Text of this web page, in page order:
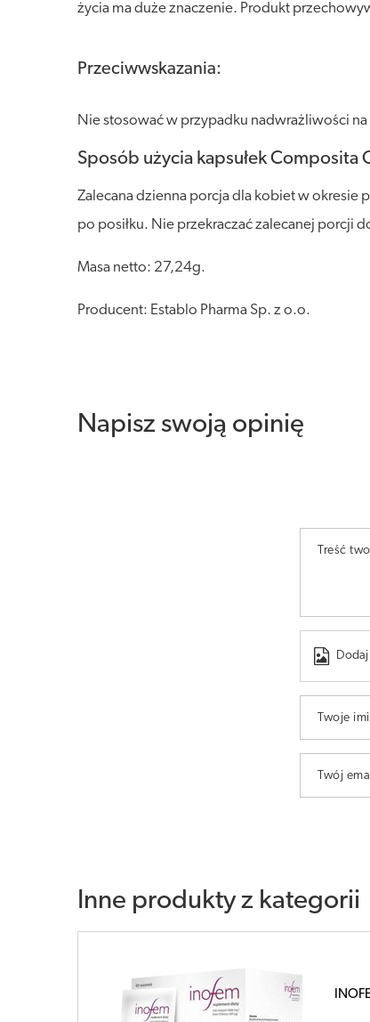
życia ma duże znaczenie. Produkt
Przeciwwskazania:
Nie stosować w przypadku nadwrażliwości
Sposób użycia kapsułek Composita
Zalecana dzienna porcja dla kobiet w okresie
po posiłku. Nie przekraczać zalecanej porcji
Masa netto: 27,24g.
Producent: Establo Pharma Sp. z o.o.
Napisz swoją opinię
Treść
Dodaj
Twoje
Twój
Inne produkty z kategorii